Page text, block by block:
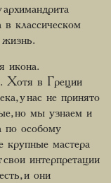
классическом
жизнь.
икона.
Хотя в Греции
у нас не принято
но мы узнаем и
особому
крупные мастера
интерпретации
и они